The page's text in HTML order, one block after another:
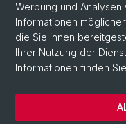
Vimeo
© Universität Basel
Datenschutzerklärung
Werbung und
Informationen
die Sie ihnen
Ihrer Nutzung der
Informationen finden